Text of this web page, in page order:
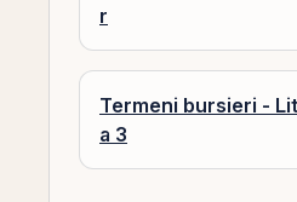
r
Termeni bursieri -
a 3